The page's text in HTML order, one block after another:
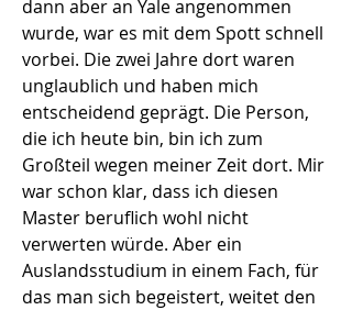
dann aber an Yale angenommen
wurde, war es mit dem Spott schnell
vorbei. Die zwei Jahre dort waren
unglaublich und haben mich
entscheidend geprägt. Die Person,
die ich heute bin, bin ich zum
Großteil wegen meiner Zeit dort. Mir
war schon klar, dass ich diesen
Master beruflich wohl nicht
verwerten würde. Aber ein
Auslandsstudium in einem Fach, für
das man sich begeistert, weitet den